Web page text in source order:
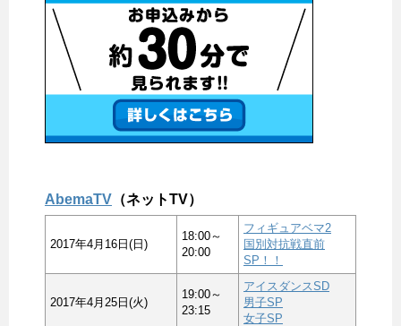
AbemaTV （ネットTV）
2017年4月16日(日)
18:00～
20:00
フィギュアベマ2
国別対抗戦直前
SP！！
2017年4月25日(火)
19:00～
23:15
アイスダンスSD
男子SP
女子SP